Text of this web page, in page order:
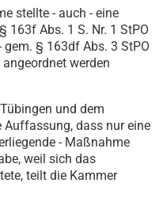
stellte - auch - eine
163f Abs. 1 S. Nr. 1 StPO
§ 163df Abs. 3 StPO
werden
und dem
Auffassung, dass nur eine
- Maßnahme
weil sich das
teilt die Kammer